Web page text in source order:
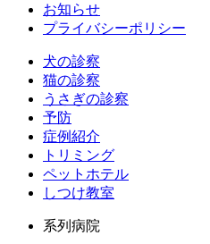
お知らせ
プライバシーポリシー
犬の診察
猫の診察
うさぎの診察
予防
症例紹介
トリミング
ペットホテル
しつけ教室
系列病院